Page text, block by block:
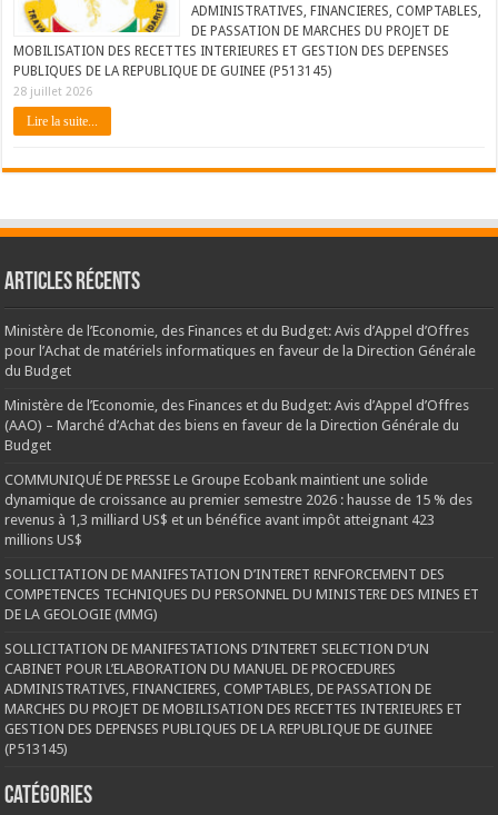
ADMINISTRATIVES, FINANCIERES, COMPTABLES,
DE PASSATION DE MARCHES DU PROJET DE
MOBILISATION DES RECETTES INTERIEURES ET GESTION DES DEPENSES
PUBLIQUES DE LA REPUBLIQUE DE GUINEE (P513145)
28 juillet 2026
Lire la suite...
Articles récents
Ministère de l’Economie, des Finances et du Budget: Avis d’Appel d’Offres
pour l’Achat de matériels informatiques en faveur de la Direction Générale
du Budget
Ministère de l’Economie, des Finances et du Budget: Avis d’Appel d’Offres
(AAO) – Marché d’Achat des biens en faveur de la Direction Générale du
Budget
COMMUNIQUÉ DE PRESSE Le Groupe Ecobank maintient une solide
dynamique de croissance au premier semestre 2026 : hausse de 15 % des
revenus à 1,3 milliard US$ et un bénéfice avant impôt atteignant 423
millions US$
SOLLICITATION DE MANIFESTATION D’INTERET RENFORCEMENT DES
COMPETENCES TECHNIQUES DU PERSONNEL DU MINISTERE DES MINES ET
DE LA GEOLOGIE (MMG)
SOLLICITATION DE MANIFESTATIONS D’INTERET SELECTION D’UN
CABINET POUR L’ELABORATION DU MANUEL DE PROCEDURES
ADMINISTRATIVES, FINANCIERES, COMPTABLES, DE PASSATION DE
MARCHES DU PROJET DE MOBILISATION DES RECETTES INTERIEURES ET
GESTION DES DEPENSES PUBLIQUES DE LA REPUBLIQUE DE GUINEE
(P513145)
Catégories